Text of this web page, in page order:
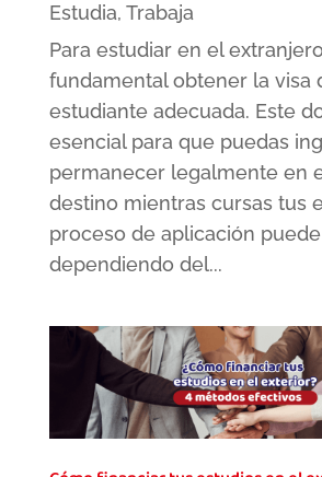
Estudia, Trabaja
Para estudiar en el
fundamental obtener la visa
estudiante adecuada. Este
esencial para que puedas
permanecer legalmente en
destino mientras cursas tus
proceso de aplicación
dependiendo del...